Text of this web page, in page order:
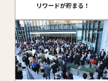
リワードが貯まる！